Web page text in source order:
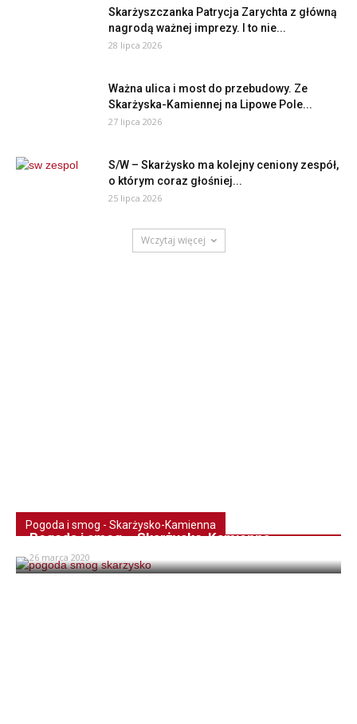
Skarżyszczanka Patrycja Zarychta z główną
nagrodą ważnej imprezy. I to nie...
28 lipca 2026
Ważna ulica i most do przebudowy. Ze
Skarżyska-Kamiennej na Lipowe Pole...
27 lipca 2026
S/W – Skarżysko ma kolejny ceniony zespół,
o którym coraz głośniej...
25 lipca 2026
Wczytaj więcej
Pogoda i smog - Skarżysko-Kamienna
Pogoda i smog – Skarżysko-Kamienna
26 marca 2020